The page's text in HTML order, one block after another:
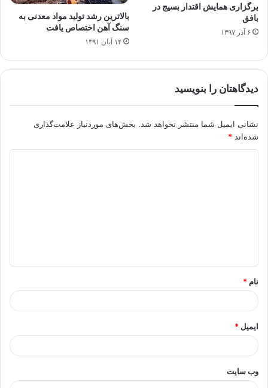
برگزاری همایش اقتدار بسیج در
بافق
۶ آذر ۱۳۹۷
بالاترین رشد تولید مواد معدنی به
سنگ آهن اختصاص یافت
۱۴ آبان ۱۳۹۱
دیدگاهتان را بنویسید
نشانی ایمیل شما منتشر نخواهد شد. بخش‌های موردنیاز علامت‌گذاری
شده‌اند *
*
نام *
ایمیل *
وب‌ سایت